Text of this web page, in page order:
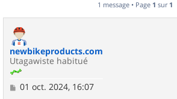
1 message • Page 1 sur 1
newbikeproducts.com
Utagawiste habitué
M
01 oct. 2024, 16:07